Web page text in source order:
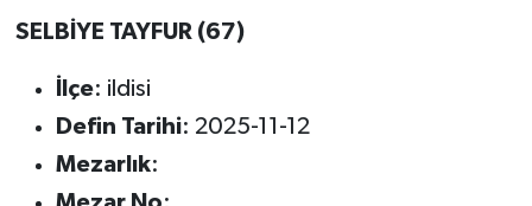
SELBİYE TAYFUR (67)
İlçe: ildisi
Defin Tarihi: 2025-11-12
Mezarlık: